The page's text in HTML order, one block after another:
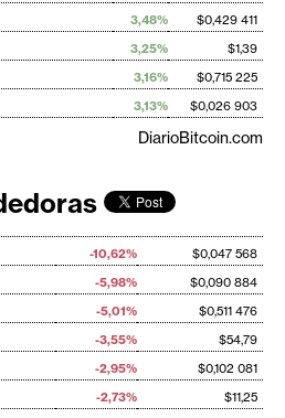
3,48%
$0,429 411
3,25%
$1,39
3,16%
$0,715 225
3,13% $0,026 903
DiarioBitcoin.com
-10,62%
$0,047 568
-5,98%
$0,090 884
-5,01%
$0,511 476
-3,55%
$54,79
-2,95%
$0,102 081
-2,73%
$11,25